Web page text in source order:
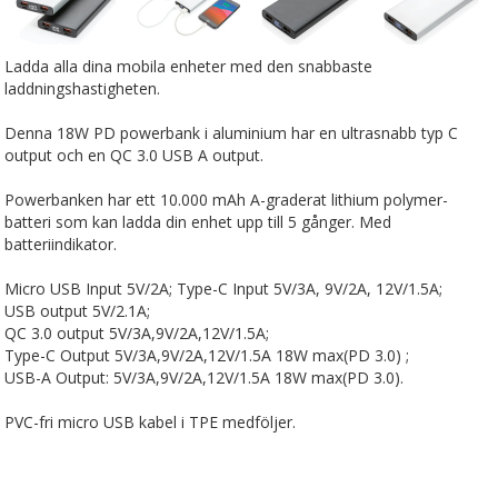
Ladda alla dina mobila enheter med den snabbaste
laddningshastigheten.
Denna 18W PD powerbank i aluminium har en ultrasnabb typ C
output och en QC 3.0 USB A output.
Powerbanken har ett 10.000 mAh A-graderat lithium polymer-
batteri som kan ladda din enhet upp till 5 gånger. Med
batteriindikator.
Micro USB Input 5V/2A; Type-C Input 5V/3A, 9V/2A, 12V/1.5A;
USB output 5V/2.1A;
QC 3.0 output 5V/3A,9V/2A,12V/1.5A;
Type-C Output 5V/3A,9V/2A,12V/1.5A 18W max(PD 3.0) ;
USB-A Output: 5V/3A,9V/2A,12V/1.5A 18W max(PD 3.0).
PVC-fri micro USB kabel i TPE medföljer.